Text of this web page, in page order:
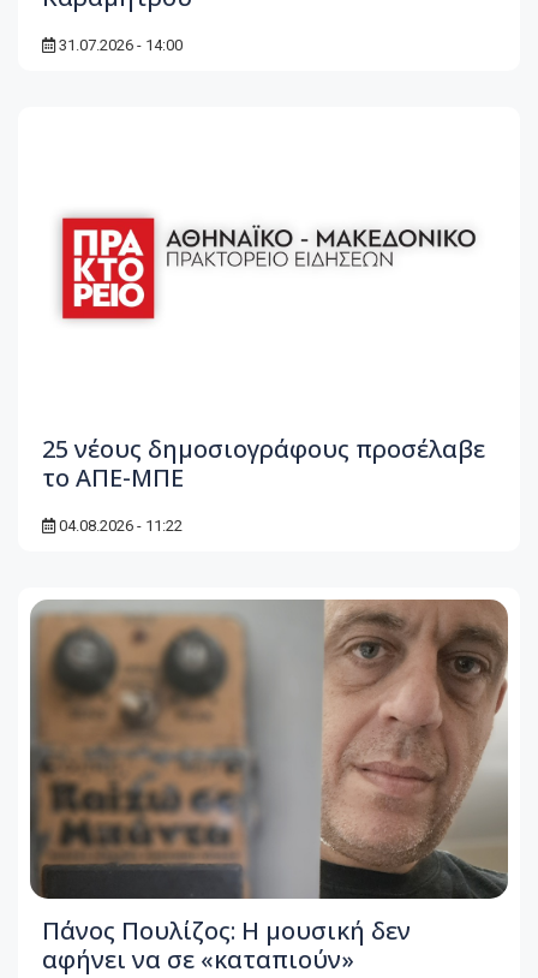
31.07.2026 - 14:00
25 νέους δημοσιογράφους προσέλαβε
το ΑΠΕ-ΜΠΕ
04.08.2026 - 11:22
Πάνος Πουλίζος: Η μουσική δεν
αφήνει να σε «καταπιούν»